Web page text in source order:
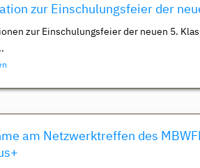
zur Einschulungsfeier der
zur Einschulungsfeier der neuen 5.
am Netzwerktreffen des